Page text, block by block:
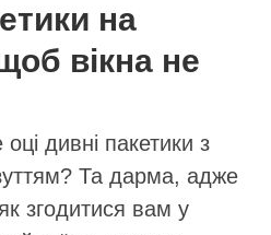
на
вікна не
дивні пакетики з
Та дарма, адже
згодитися вам у